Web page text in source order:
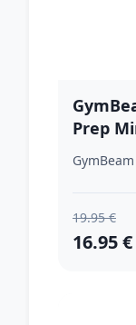
Prep
GymBeam
19.95 €
16.95 €